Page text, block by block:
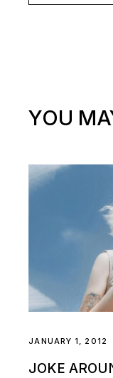
YOU
JANUARY 1, 2012
JOKE